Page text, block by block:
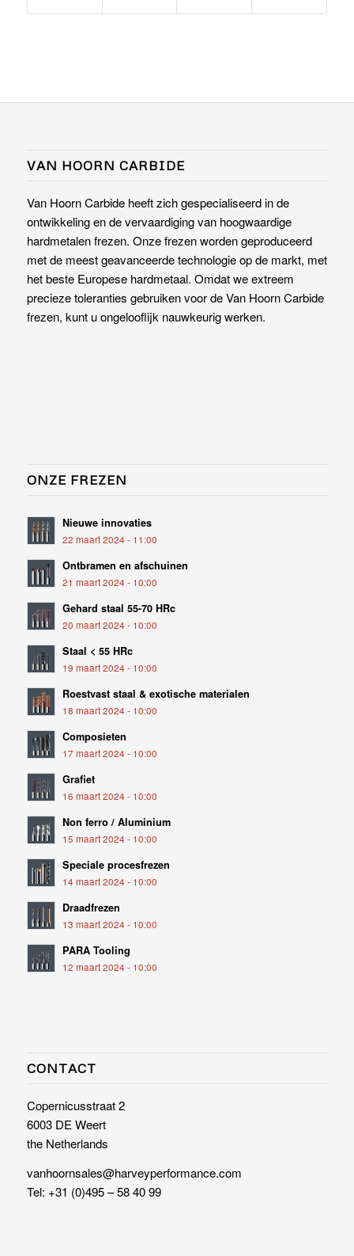
VAN HOORN CARBIDE
Van Hoorn Carbide heeft zich gespecialiseerd in de
ontwikkeling en de vervaardiging van hoogwaardige
hardmetalen frezen. Onze frezen worden geproduceerd
met de meest geavanceerde technologie op de markt, met
het beste Europese hardmetaal. Omdat we extreem
precieze toleranties gebruiken voor de Van Hoorn Carbide
frezen, kunt u ongelooflijk nauwkeurig werken.
ONZE FREZEN
Nieuwe innovaties
22 maart 2024 - 11:00
Ontbramen en afschuinen
21 maart 2024 - 10:00
Gehard staal 55-70 HRc
20 maart 2024 - 10:00
Staal < 55 HRc
19 maart 2024 - 10:00
Roestvast staal & exotische materialen
18 maart 2024 - 10:00
Composieten
17 maart 2024 - 10:00
Grafiet
16 maart 2024 - 10:00
Non ferro / Aluminium
15 maart 2024 - 10:00
Speciale procesfrezen
14 maart 2024 - 10:00
Draadfrezen
13 maart 2024 - 10:00
PARA Tooling
12 maart 2024 - 10:00
CONTACT
Copernicusstraat 2
6003 DE Weert
the Netherlands
vanhoornsales@harveyperformance.com
Tel: +31 (0)495 – 58 40 99